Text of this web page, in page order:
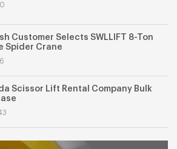
Customer Selects SWLLIFT 8-Ton
Spider Crane
Scissor Lift Rental Company Bulk